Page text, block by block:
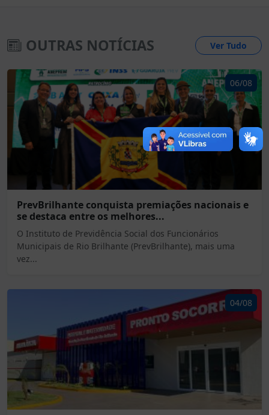
OUTRAS NOTÍCIAS Ver Tudo
06/08
PrevBrilhante conquista premiações nacionais e
se destaca entre os melhores...
O Instituto de Previdência Social dos Funcionários
Municipais de Rio Brilhante (PrevBrilhante), mais uma
vez...
04/08